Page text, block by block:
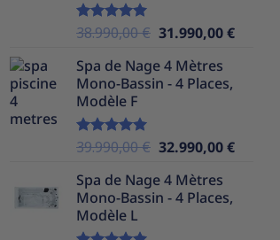
Note5.00
38.990,00€ Le
initial
était :
31.990,00€Le
Spa de Nage 4 Mètres
Mono-Bassin - 4 Places,
Modèle F
Note5.00
39.990,00€ Le
initial
était :
32.990,00€Le
Spa de Nage 4 Mètres
Mono-Bassin - 4 Places,
Modèle L